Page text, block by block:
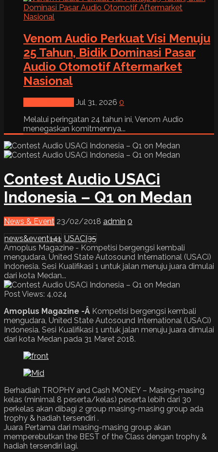
Venom Audio Perkuat Visi Menuju
25 Tahun, Bidik Dominasi Pasar
Audio Otomotif Aftermarket
Nasional
Jul 31, 2026 0
Melalui peringatan 24 tahun ini, Venom Audio
menegaskan komitmennya...
Contest Audio USACi
Indonesia – Q1 on Medan
News & Event 23/02/2018 admin 0
news&event141 USACI35
Amoplus Magazine - Kompetisi bergengsi kembali
mengudara, United State Autosound International (USACi)
Indonesia. Sesi Kualifikasi 1 untuk jalan menuju juara dimulai
dari kota Medan...
Post Views: 4,024
Amoplus Magazine -Â Kompetisi bergengsi kembali
mengudara, United State Autosound International (USACi)
Indonesia. Sesi Kualifikasi 1 untuk jalan menuju juara dimulai
dari kota Medan pada 31 Maret 2018.
Berhadiah TROPHY and Cash MONEY – Masing-masing
kelas (minimal 8 peserta/kelas) peserta lebih dari 30
perkelas akan dibagi 2 group masing-masing group ada
trophy & hadiah tersendiri .
Juara Pertama dari masing-masing group akan
memperebutkan the BEST of the Class dengan trophy &
hadiah tersendiri lagi.